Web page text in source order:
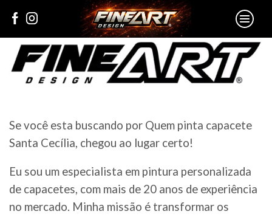
Se você esta buscando por Quem pinta capacete
Santa Cecília, chegou ao lugar certo!
Eu sou um especialista em pintura personalizada
de capacetes, com mais de 20 anos de experiência
no mercado. Minha missão é transformar os